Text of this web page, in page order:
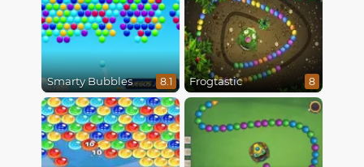
Smarty Bubbles 8.1 Frogtastic 8